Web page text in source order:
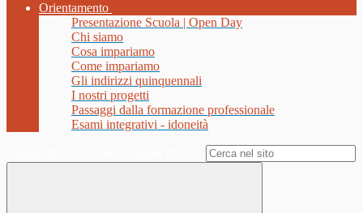
Orientamento
Presentazione Scuola | Open Day
Chi siamo
Cosa impariamo
Come impariamo
Gli indirizzi quinquennali
I nostri progetti
Passaggi dalla formazione professionale
Esami integrativi - idoneità